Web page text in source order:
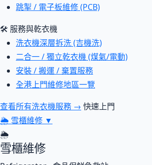
跳掣 / 電子板維修 (PCB)
🛠 服務與乾衣機
洗衣機深層拆洗 (吉機洗)
二合一 / 獨立乾衣機 (煤氣/電動)
安裝 / 搬運 / 棄置服務
全港上門維修地區一覽
查看所有洗衣機服務 → 快速上門
🌦 雪櫃維修 ▼
🌦
雪櫃維修